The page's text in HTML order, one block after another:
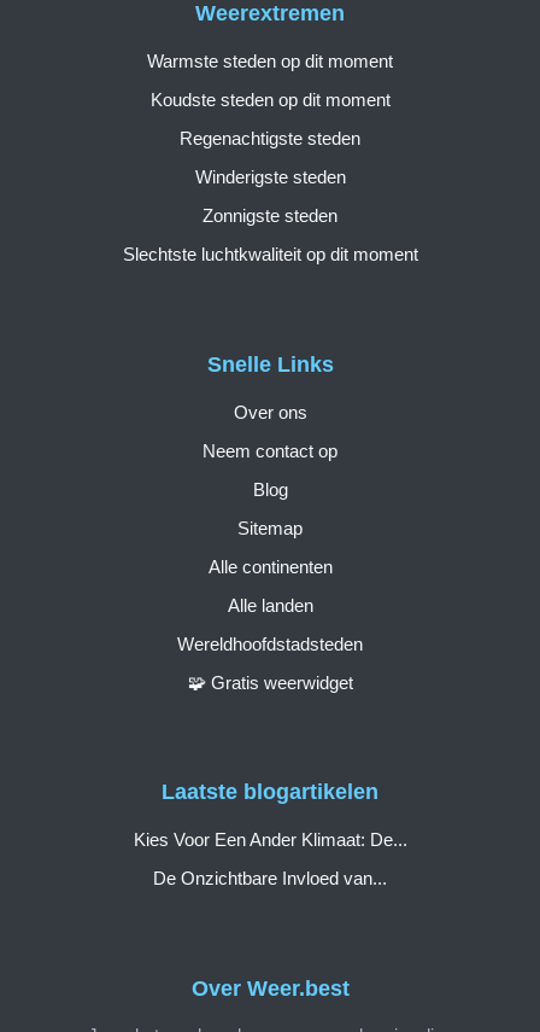
Over Weer.best
Snelle Links
Over ons
Neem contact op
Blog
Sitemap
Alle continenten
Alle landen
Wereldhoofdstadsteden
🧩 Gratis weerwidget
Weerextremen
Warmste steden op dit moment
Koudste steden op dit moment
Regenachtigste steden
Winderigste steden
Zonnigste steden
Slechtste luchtkwaliteit op dit moment
Laatste blogartikelen
Kies Voor Een Ander Klimaat: De...
De Onzichtbare Invloed van...